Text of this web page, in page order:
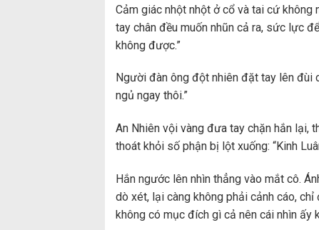
Cảm giác nhột nhột ở cổ và tai cứ không
tay chân đều muốn nhũn cả ra, sức lực
không được.”
Người đàn ông đột nhiên đặt tay lên đùi
ngủ ngay thôi.”
An Nhiên vội vàng đưa tay chặn hắn lại,
thoát khỏi số phận bị lột xuống: “Kinh
Hắn ngước lên nhìn thẳng vào mắt cô.
dò xét, lại càng không phải cảnh cáo,
không có mục đích gì cả nên cái nhìn ấy